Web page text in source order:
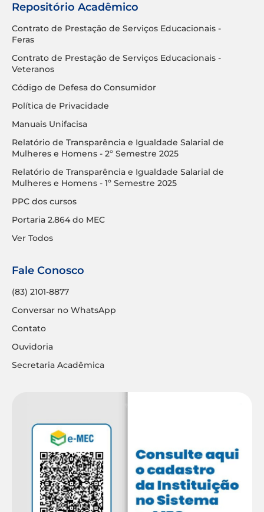
Contrato de Prestação de Serviços Educacionais -
Código de Defesa do Consumidor
Política de Privacidade
Manuais Unifacisa
Relatório de Transparência e Igualdade Salarial de
Mulheres e Homens - 2º Semestre 2025
Relatório de Transparência e Igualdade Salarial de
PPC dos cursos
Portaria 2.864 do MEC
Ver Todos
Fale Conosco
(83) 2101-8877
Contato
Ouvidoria
Secretaria Acadêmica